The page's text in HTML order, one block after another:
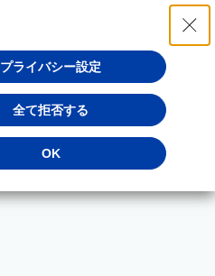
プライバシー設定
全て拒否する
OK